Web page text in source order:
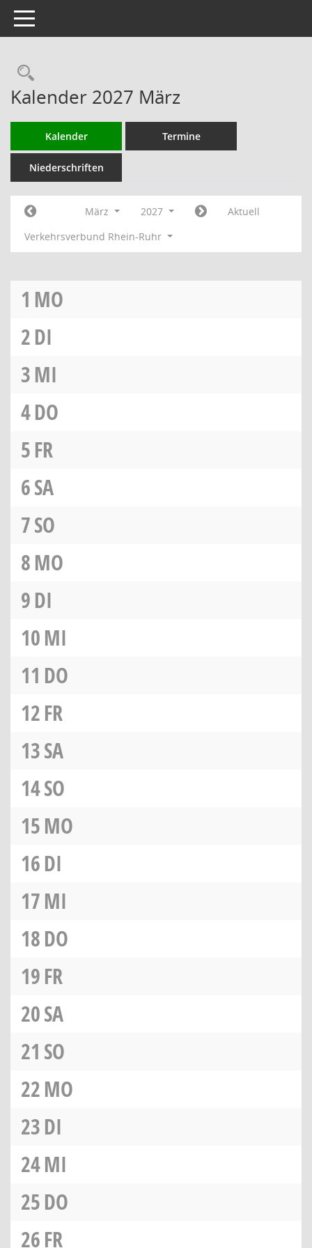
Toggle navigation
Rechercheauswahl
Kalender 2027 März
Kalender Termine
Niederschriften
März 2027
Aktuell
Verkehrsverbund Rhein-Ruhr
1 MO
2DI
3MI
4DO
5FR
6SA
7SO
8MO
9DI
10MI
11 DO
12FR
13SA
14SO
15MO
16DI
17MI
18DO
19FR
20SA
21 SO
22MO
23DI
24MI
25DO
26FR